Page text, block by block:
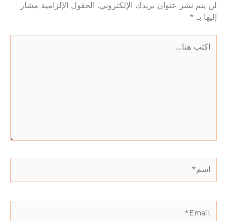
لن يتم نشر عنوان بريدك الإلكتروني.
الحقول الإلزامية مشار
إليها بـ *
هنا...